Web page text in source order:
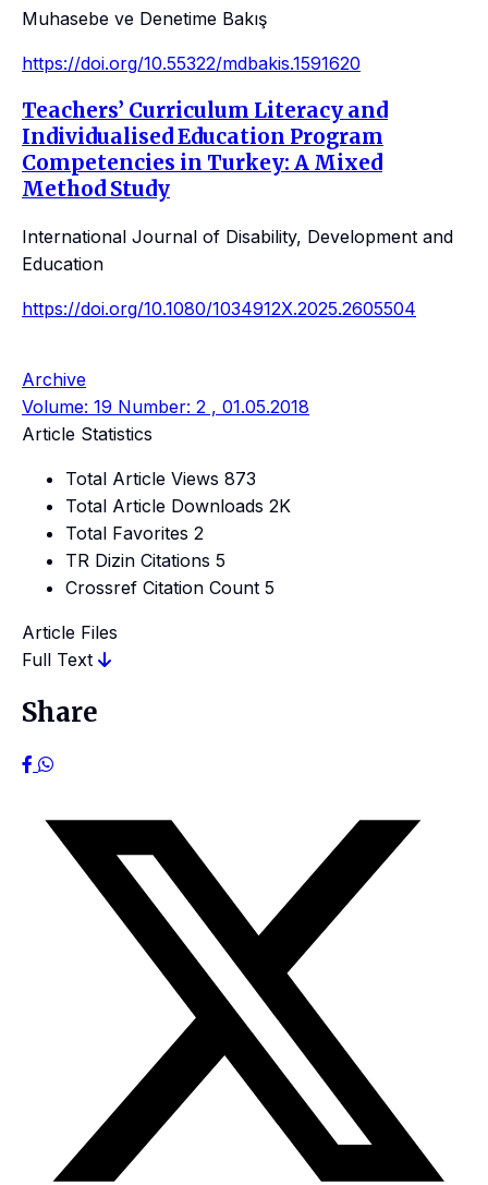
Muhasebe ve Denetime Bakış
https://doi.org/10.55322/mdbakis.1591620
Teachers’ Curriculum Literacy and
Individualised Education Program
Competencies in Turkey: A Mixed
Method Study
International Journal of Disability, Development and
Education
https://doi.org/10.1080/1034912X.2025.2605504
Archive
Volume: 19 Number: 2 , 01.05.2018
Article Statistics
Total Article Views 873
Total Article Downloads 2K
Total Favorites 2
TR Dizin Citations 5
Crossref Citation Count 5
Article Files
Full Text
Share